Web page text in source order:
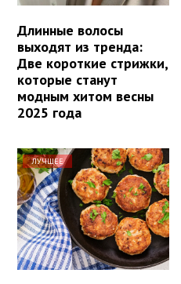
Длинные волосы
выходят из тренда:
Две короткие стрижки,
которые станут
модным хитом весны
2025 года
ЛУЧШЕЕ